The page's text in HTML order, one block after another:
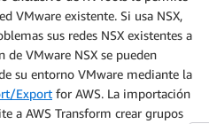
VMware existente. Si usa NSX,
sus redes NSX existentes a
de VMware NSX se pueden
su entorno VMware mediante la
Export for AWS. La importación
a AWS Transform crear grupos